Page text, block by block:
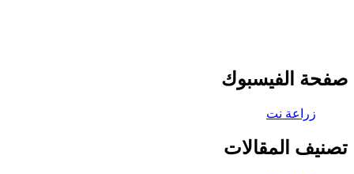
صفحة الفيسبوك
تصنيف المقالات